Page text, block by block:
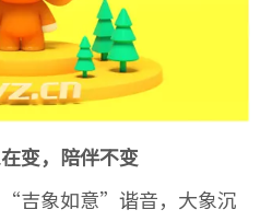
变，陪伴不变
吉象如意”谐音，大象沉